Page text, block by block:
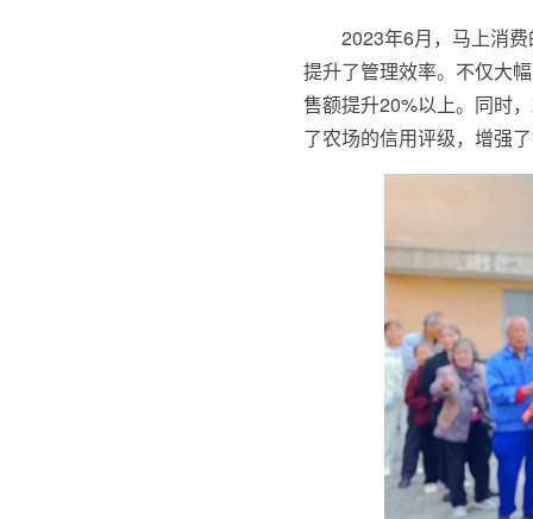
2023年6月，马上消
提升了管理效率。不仅大
售额提升20%以上。同时
了农场的信用评级，增强